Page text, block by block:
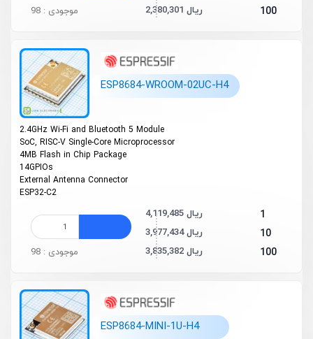
100 2,380,301 ریال موجودی : 98
ESP8684-WROOM-02UC-H4
2.4GHz Wi-Fi and Bluetooth 5 Module
SoC, RISC-V Single-Core Microprocessor
4MB Flash in Chip Package
14GPIOs
External Antenna Connector
ESP32-C2
1 4,119,485 ریال
10 3,977,434 ریال
100 3,835,382 ریال موجودی : 98
ESP8684-MINI-1U-H4